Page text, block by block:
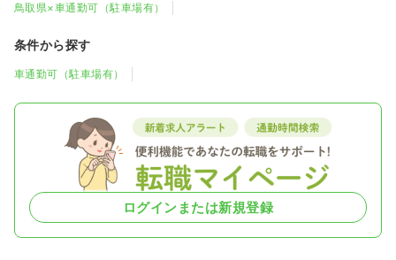
鳥取県×車通勤可（駐車場有）
条件から探す
車通勤可（駐車場有）
ログインまたは新規登録